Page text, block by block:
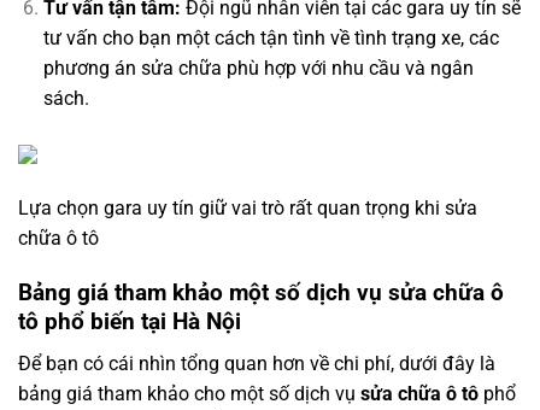
Tư vấn tận tâm: Đội ngũ nhân viên tại các gara uy tín sẽ
tư vấn cho bạn một cách tận tình về tình trạng xe, các
phương án sửa chữa phù hợp với nhu cầu và ngân
sách.
Lựa chọn gara uy tín giữ vai trò rất quan trọng khi sửa
chữa ô tô
Bảng giá tham khảo một số dịch vụ sửa chữa ô
tô phổ biến tại Hà Nội
Để bạn có cái nhìn tổng quan hơn về chi phí, dưới đây là
bảng giá tham khảo cho một số dịch vụ sửa chữa ô tô phổ